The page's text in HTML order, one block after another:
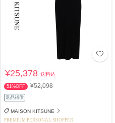
¥25,378送料込
51%OFF ¥52,098
返品補償
MAISON KITSUNE
PREMIUM PERSONAL SHOPPER